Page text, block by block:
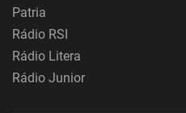
Patria
Rádio RSI
Rádio Litera
Rádio Junior